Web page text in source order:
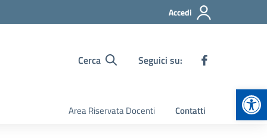
Accedi
Cerca Seguici su:
Area Riservata Docenti Contatti